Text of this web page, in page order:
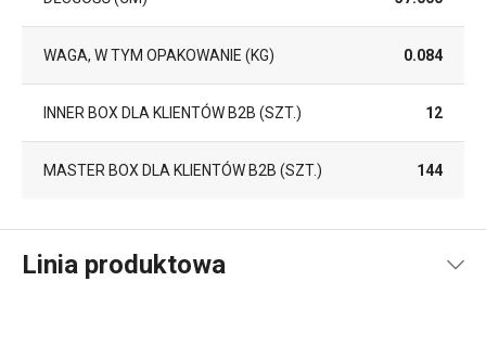
WAGA, W TYM OPAKOWANIE (KG) 0.084
INNER BOX DLA KLIENTÓW B2B (SZT.) 12
MASTER BOX DLA KLIENTÓW B2B (SZT.) 144
Linia produktowa